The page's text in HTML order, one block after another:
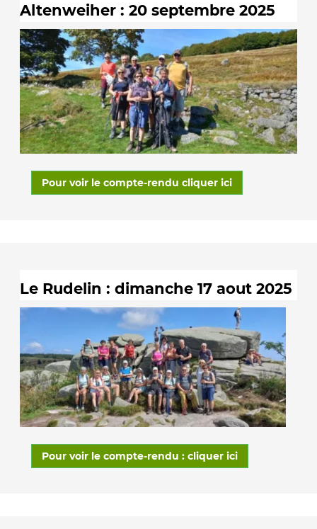
Altenweiher : 20 septembre 2025
Pour voir le compte-rendu cliquer ici
Le Rudelin : dimanche 17 aout 2025
Pour voir le compte-rendu : cliquer ici